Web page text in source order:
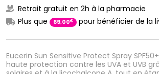
Eucerin Sun Sensitive Protect Spray
haute protection contre les UVA et UVB
Retrait gratuit en 2h à la pharmacie
Plus que
69,00€ pour bénéficier de la